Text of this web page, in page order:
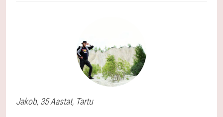
Jakob, 35 Aastat, Tartu